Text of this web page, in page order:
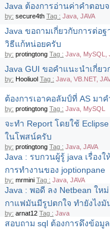
Java ต้องการอ่านค่าคำตอบ
by: secure4th Tag : Java, JAVA
Java ขอถามเกี่ยวกับการต่อ
วิธีแก้หน่อยครับ
by: protingtong Tag : Java, MySQL,
Java GUI ขอคำแนะนำเกี่ย
by: Hooliuol Tag : Java, VB.NET,
ต้องการเอาคอลัมป์ที่ AS ม
by: protingtong Tag : Java, MySQL
จะทำ Report โดยใช้
ในโพสน์ครับ
by: protingtong Tag : Java, JAVA
Java : รบกวนผู้รู้ java เรื่อง
การทำงานของ joptionpane
by: mrmini Tag : Java, JAVA
Java : พอดี ลง Netbean ให
กาแฟมันมีรูปตกใจ ทำยังไงมั
by: arnat12 Tag : Java
สอบถาม sql ต้องการดึงข้อมู